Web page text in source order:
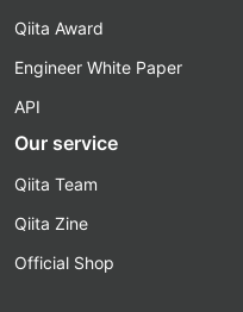
Qiita Award
Engineer White Paper
API
Our service
Qiita Team
Qiita Zine
Official Shop